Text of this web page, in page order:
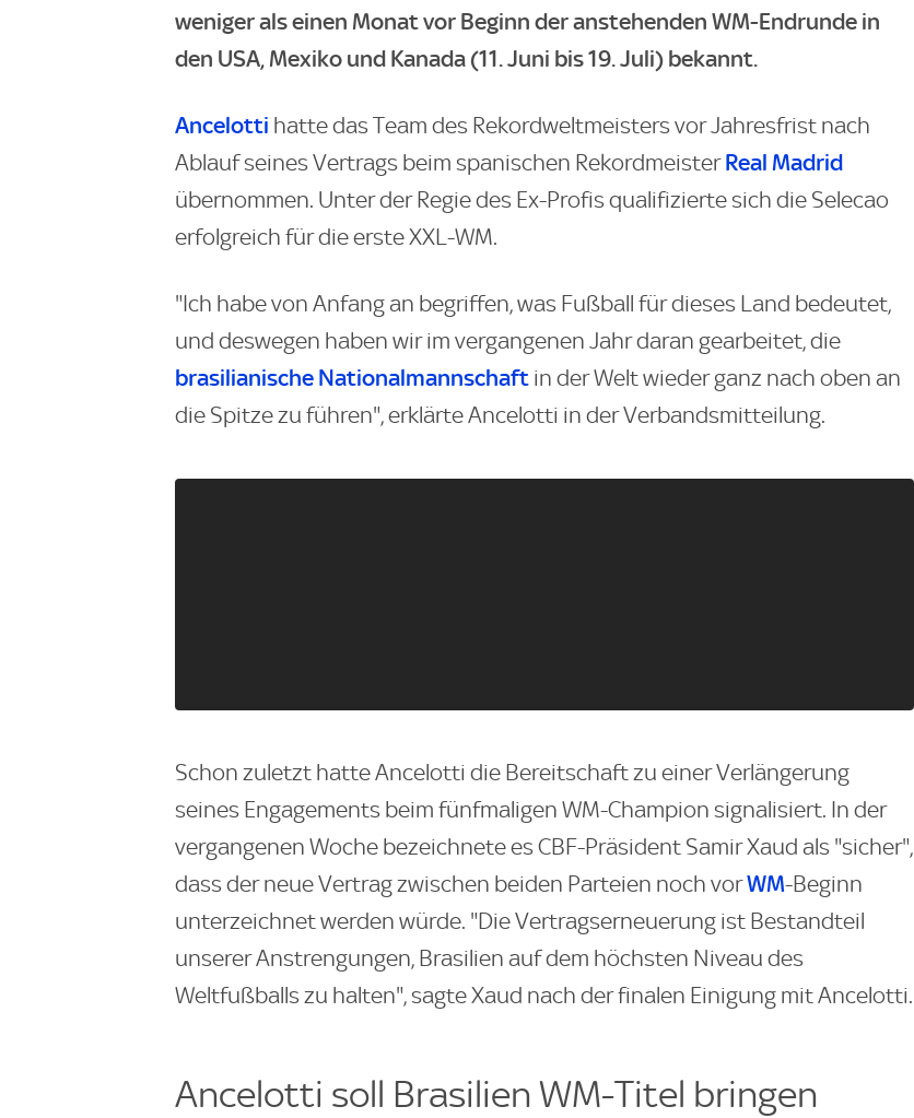
weniger als einen Monat vor Beginn der anstehenden WM-Endrunde in
den USA, Mexiko und Kanada (11. Juni bis 19. Juli) bekannt.
Ancelotti hatte das Team des Rekordweltmeisters vor Jahresfrist nach
Ablauf seines Vertrags beim spanischen RekordmeisterReal Madrid
übernommen. Unter der Regie des Ex-Profis qualifizierte sich die Selecao
erfolgreich für die erste XXL-WM.
"Ich habe von Anfang an begriffen, was Fußball für dieses Land bedeutet,
und deswegen haben wir im vergangenen Jahr daran gearbeitet, die
brasilianische Nationalmannschaft in der Welt wieder ganz nach oben an
die Spitze zu führen", erklärte Ancelotti in der Verbandsmitteilung.
Schon zuletzt hatte Ancelotti die Bereitschaft zu einer Verlängerung
seines Engagements beim fünfmaligen WM-Champion signalisiert. In der
vergangenen Woche bezeichnete es CBF-Präsident Samir Xaud als "sicher",
dass der neue Vertrag zwischen beiden Parteien noch vorWM-Beginn
unterzeichnet werden würde. "Die Vertragserneuerung ist Bestandteil
unserer Anstrengungen, Brasilien auf dem höchsten Niveau des
Weltfußballs zu halten", sagte Xaud nach der finalen Einigung mit Ancelotti.
Ancelotti soll Brasilien WM-Titel bringen